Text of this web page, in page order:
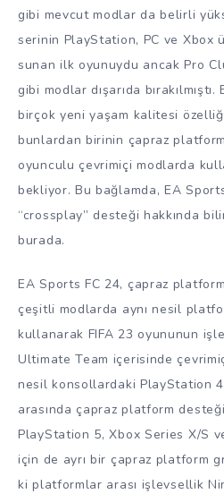
gibi mevcut modlar da belirli
serinin PlayStation, PC ve Xbox
sunan ilk oyunuydu ancak Pro
gibi modlar dışarıda
birçok yeni yaşam kalitesi
bunlardan birinin çapraz
oyunculu çevrimiçi modlarda
bekliyor. Bu bağlamda, EA
“crossplay” desteği hakkında
burada.
EA Sports FC 24, çapraz
çeşitli modlarda aynı nesil
kullanarak FIFA 23 oyununun
Ultimate Team içerisinde
nesil konsollardaki PlayStation
arasında çapraz platform
PlayStation 5, Xbox Series X/S
için de ayrı bir çapraz platform
ki platformlar arası işlevsellik